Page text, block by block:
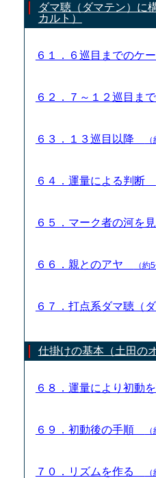
ダマ聴（ダマテン）に
カルト）
６１．６巡目までのケ
６２．７～１２巡目ま
６３．１３巡目以降
６４．運量による判断
６５．マーク者の河を
６６．親とのアヤ （約
６７．打点系ダマ聴（
仕掛けの基本（土田の
６８．運量により初動
６９．初動後の手順
７０．リズムを作る